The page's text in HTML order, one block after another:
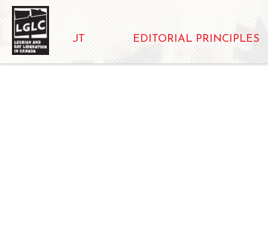
ABOUT EDITORIAL PRINCIPLES